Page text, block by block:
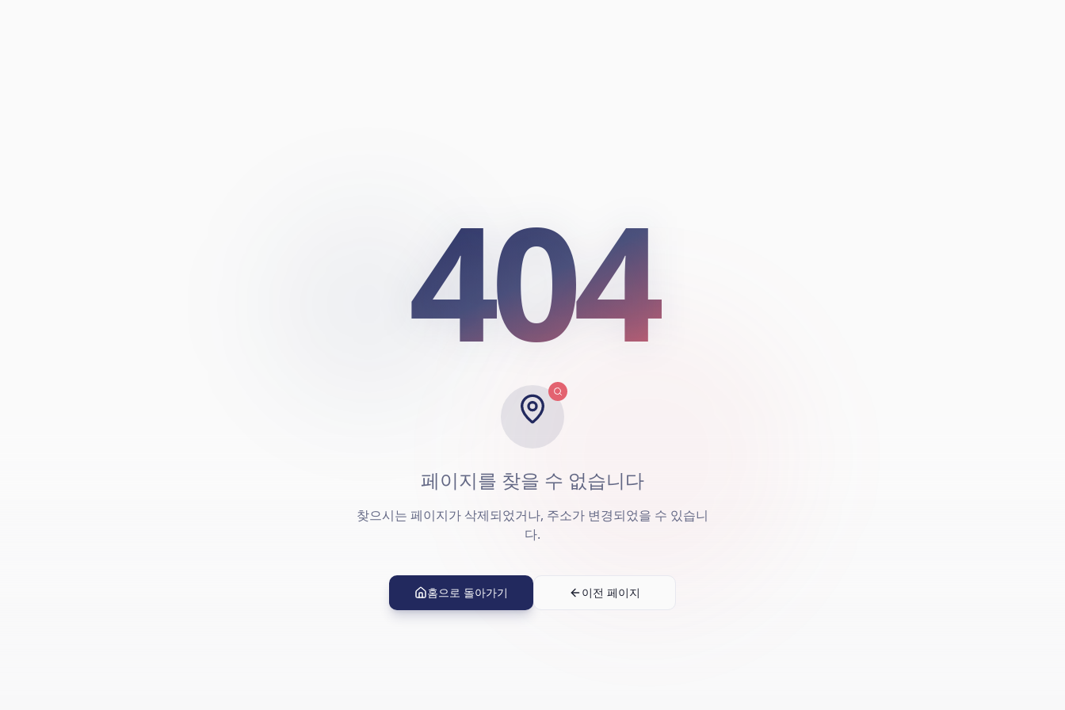
404
404
페이지를 찾을 수 없습니다
찾으시는 페이지가 삭제되었거나, 주소가 변경되었을 수 있습니
다.
홈으로 돌아가기 이전 페이지